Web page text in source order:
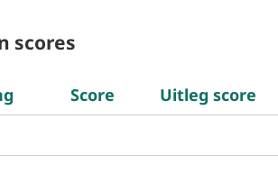
scores
Score
Uitleg score